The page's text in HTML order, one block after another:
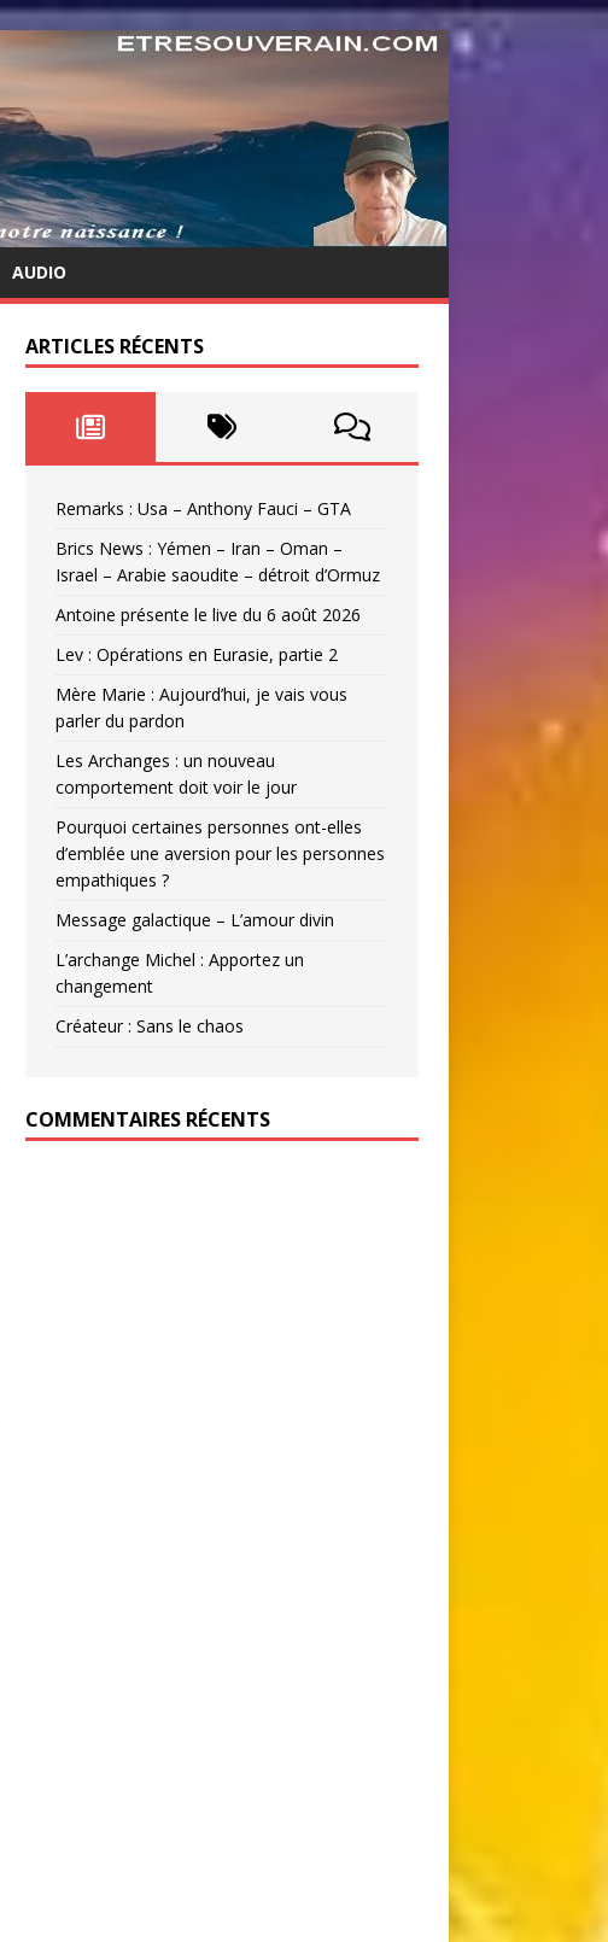
AUDIO
ARTICLES RÉCENTS
Remarks : Usa – Anthony Fauci – GTA
Brics News : Yémen – Iran – Oman –
Israel – Arabie saoudite – détroit d’Ormuz
Antoine présente le live du 6 août 2026
Lev : Opérations en Eurasie, partie 2
Mère Marie : Aujourd’hui, je vais vous
parler du pardon
Les Archanges : un nouveau
comportement doit voir le jour
Pourquoi certaines personnes ont-elles
d’emblée une aversion pour les personnes
empathiques ?
Message galactique – L’amour divin
L’archange Michel : Apportez un
changement
Créateur : Sans le chaos
COMMENTAIRES RÉCENTS